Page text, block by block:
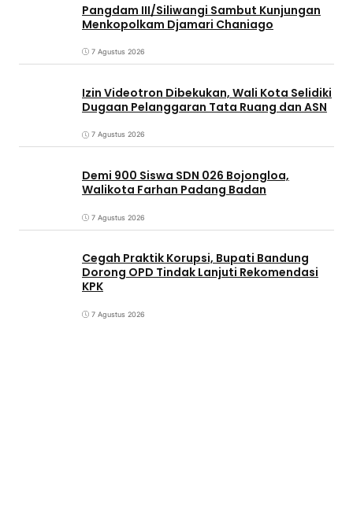
Pangdam III/Siliwangi Sambut Kunjungan
Menkopolkam Djamari Chaniago
7 Agustus 2026
Izin Videotron Dibekukan, Wali Kota Selidiki
Dugaan Pelanggaran Tata Ruang dan ASN
7 Agustus 2026
Demi 900 Siswa SDN 026 Bojongloa,
Walikota Farhan Padang Badan
7 Agustus 2026
Cegah Praktik Korupsi, Bupati Bandung
Dorong OPD Tindak Lanjuti Rekomendasi
KPK
7 Agustus 2026